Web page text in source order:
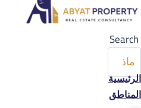
Search
الرئيسية
المناطق